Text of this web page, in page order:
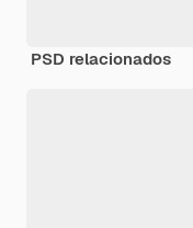
PSD relacionados